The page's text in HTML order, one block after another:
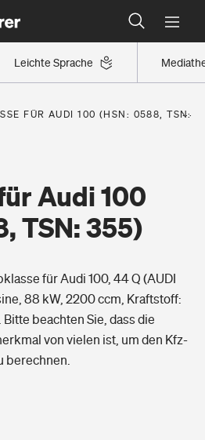
Leichte Sprache
finden
Region eingestuft
finden
FÜR AUDI 100 (HSN: 0588, TSN:
Audi 100
TSN: 355)
für Audi 100, 44 Q (AUDI
88 kW, 2200 ccm, Kraftstoff:
Bitte beachten Sie, dass die
von vielen ist, um den Kfz-
berechnen.